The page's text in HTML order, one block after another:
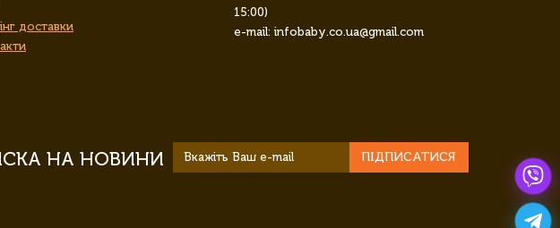
доставки
15:00)
e-mail: infobaby.co.ua@gmail.com
НА НОВИНИ ПІДПИСАТИСЯ